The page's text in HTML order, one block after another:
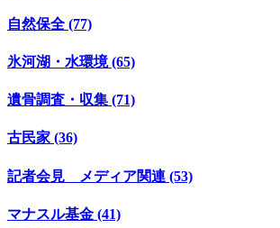
自然保全 (77)
氷河湖・水環境 (65)
遺骨調査・収集 (71)
古民家 (36)
記者会見 メディア関連 (53)
マナスル基金 (41)